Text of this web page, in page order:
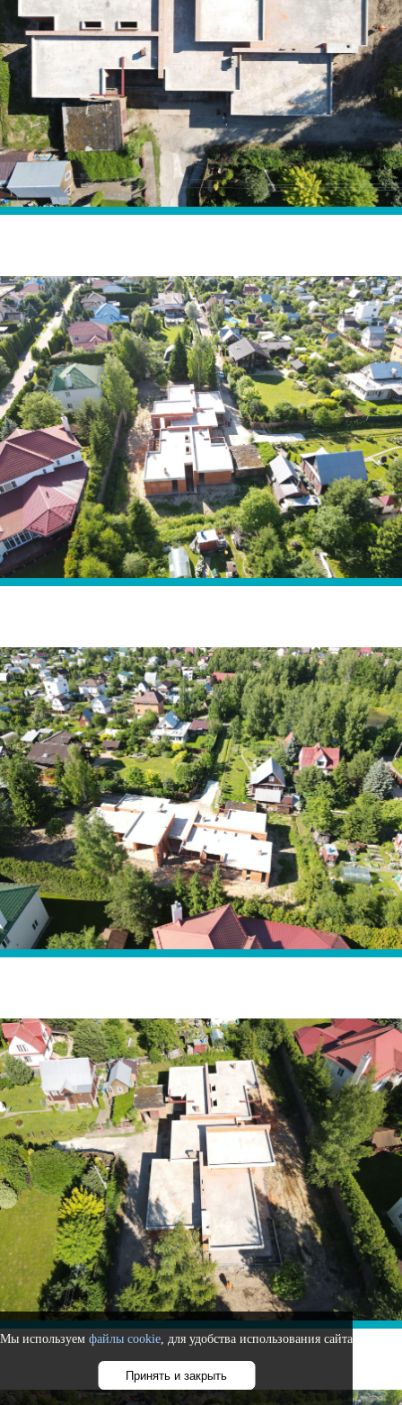
Мы используем файлы cookie, для удобства использования сайта
Принять и закрыть